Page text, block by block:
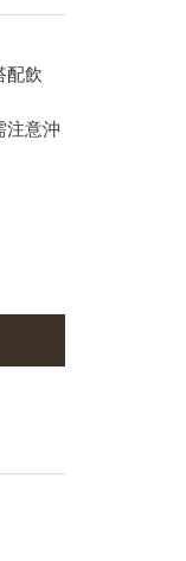
配飲
注意沖